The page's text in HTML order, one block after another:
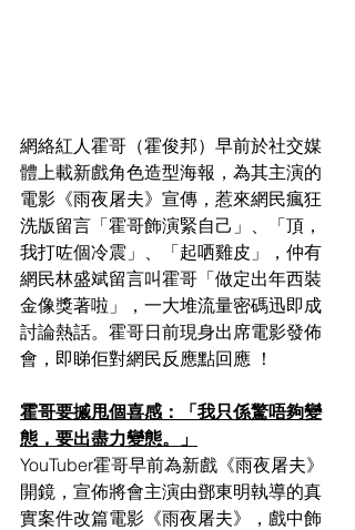
網絡紅人霍哥（霍俊邦）早前於社交媒
體上載新戲角色造型海報，為其主演的
電影《雨夜屠夫》宣傳，惹來網民瘋狂
洗版留言「霍哥飾演緊自己」、「頂，
我打咗個冷震」、「起哂雞皮」，仲有
網民林盛斌留言叫霍哥「做定出年西裝
金像獎著啦」，一大堆流量密碼迅即成
討論熱話。霍哥日前現身出席電影發佈
會，即睇佢對網民反應點回應 ！
霍哥要摵甩個喜感：「我只係驚唔夠變
態，要出盡力變態。」
YouTuber霍哥早前為新戲《雨夜屠夫》
開鏡，宣佈將會主演由鄧東明執導的真
實案件改篇電影《雨夜屠夫》，戲中飾